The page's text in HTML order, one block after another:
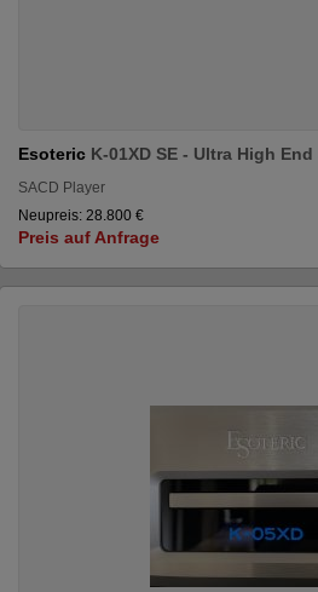
Esoteric K-01XD SE - Ultra High End
SACD Player
Neupreis: 28.800 €
Preis auf Anfrage